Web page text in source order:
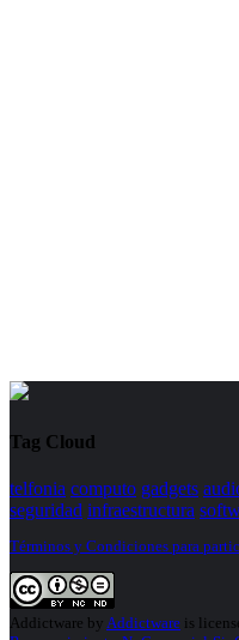
Tag Cloud
telfonia computo gadgets
seguridad infraestructura
Términos y Condiciones para
Addictware by Addictware is